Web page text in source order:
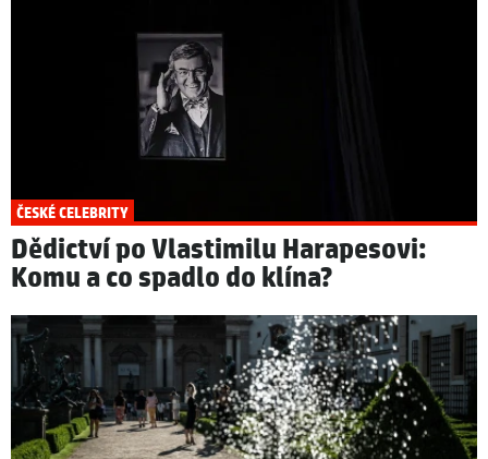
ČESKÉ CELEBRITY
Dědictví po Vlastimilu Harapesovi:
Komu a co spadlo do klína?